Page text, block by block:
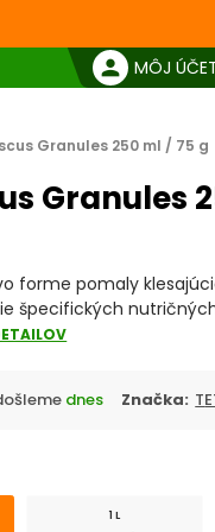
person MÔJ
Obľúbené
Pokladňa
Granules 250 ml / 75 g
Granules
forme pomaly
špecifických
dnes Značka:
1 L